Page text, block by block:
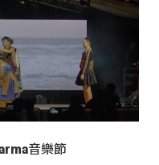
音樂節